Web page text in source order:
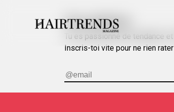
Newsletter
Tu es passionné de tendance
Inscris-toi vite pour ne rien